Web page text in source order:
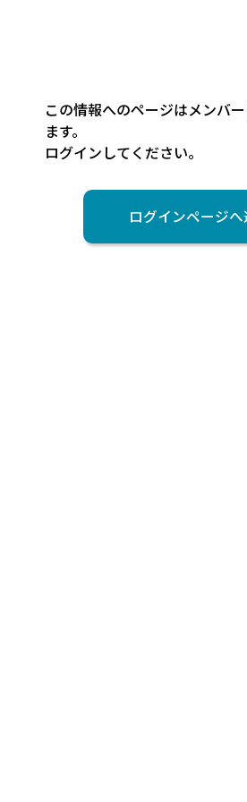
この情報へのページはメンバ
ます。
ログインしてください。
ログインページへ